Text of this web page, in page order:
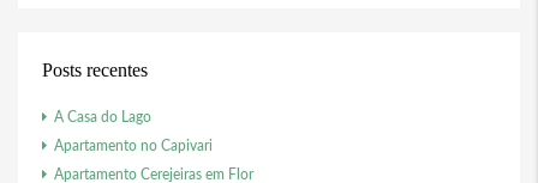
Posts recentes
A Casa do Lago
Apartamento no Capivari
Apartamento Cerejeiras em Flor